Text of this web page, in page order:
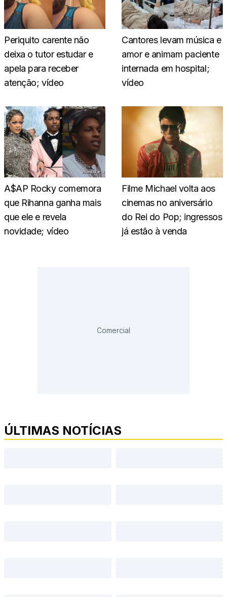
Periquito carente não
deixa o tutor estudar e
apela para receber
atenção; vídeo
Cantores levam música e
amor e animam paciente
internada em hospital;
vídeo
A$AP Rocky comemora
que Rihanna ganha mais
que ele e revela
novidade; vídeo
Filme Michael volta aos
cinemas no aniversário
do Rei do Pop; ingressos
já estão à venda
Comercial
ÚLTIMAS NOTÍCIAS